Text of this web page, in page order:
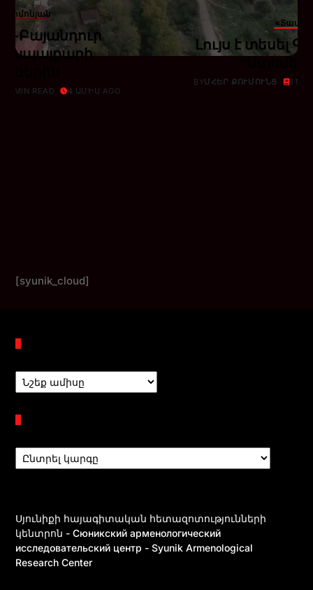
Սիմոնյան
Բայանդուր
1 MIN READ 4 ԱՄԻՍ AGO
Լույս է տեսել
BYՄՀԵՐ ՔՈՒՄՈՒՆՑ 1
[syunik_cloud]
Սյունիքի հայագիտական հետազոտությունների
կենտրոն - Сюникский арменологический
исследовательский центр - Syunik Armenological
Research Center